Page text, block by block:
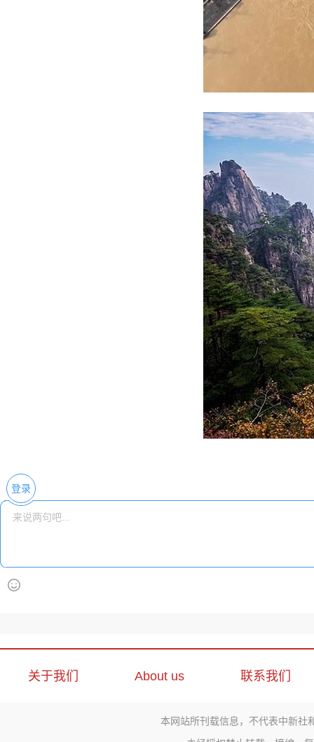
登录
关于我们 About us 联系我们
本网站所刊载信息，不代表中新社